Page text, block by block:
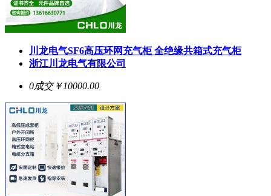
川龙电气SF6高压环网充气柜 全绝缘共箱式充气柜
浙江川龙电气有限公司
0成交￥10000.00